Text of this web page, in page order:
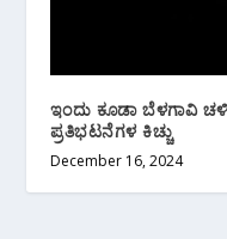
ಇಂದು ಕೂಡಾ ಬೆಳಗಾವಿ
ಪ್ರತಿಭಟನೆಗಳ ಕಿಚ್ಚು
December 16, 2024